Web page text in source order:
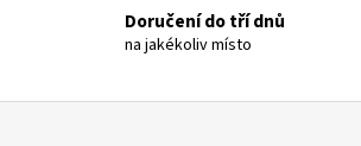
k
ý
Doručení do tří dnů
na jakékoliv místo